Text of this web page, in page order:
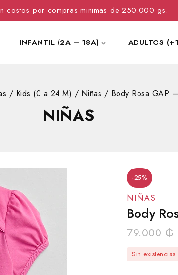
costos por compras minimas de 250.000 gs.
INFANTIL (2A – 18A) ADULTOS
/ Kids (0 a 24 M) / Niñas / Body Rosa GAP
NIÑAS
-25%
NIÑAS
Body
79.000₲
Sin existencias